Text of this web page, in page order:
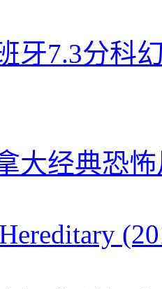
牙7.3分科
大经典恐